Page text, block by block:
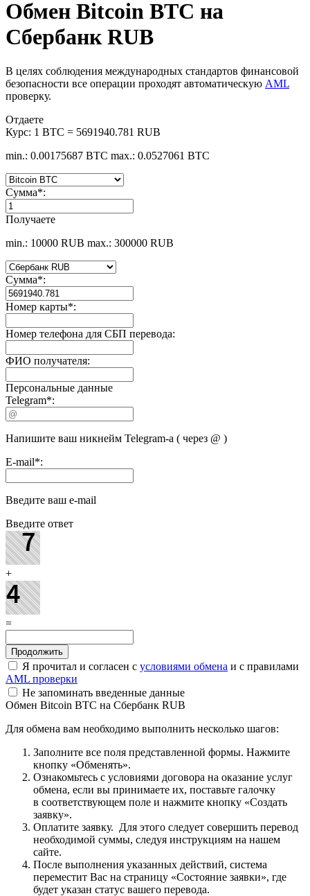
Обмен Bitcoin BTC на
Сбербанк RUB
В целях соблюдения международных стандартов финансовой
безопасности все операции проходят автоматическую AML
проверку.
Отдаете
Курс: 1 BTC = 5691940.781 RUB
min.: 0.00175687 BTC max.: 0.0527061 BTC
Сумма*:
Получаете
min.: 10000 RUB max.: 300000 RUB
Сумма*:
Номер карты*:
Номер телефона для СБП перевода:
ФИО получателя:
Персональные данные
Telegram*:
Напишите ваш никнейм Telegram-а ( через @ )
E-mail*:
Введите ваш e-mail
Введите ответ
+
=
Я прочитал и согласен с условиями обмена и с правилами
AML проверки
Не запоминать введенные данные
Обмен Bitcoin BTC на Сбербанк RUB
Для обмена вам необходимо выполнить несколько шагов:
Заполните все поля представленной формы. Нажмите
кнопку «Обменять».
Ознакомьтесь с условиями договора на оказание услуг
обмена, если вы принимаете их, поставьте галочку
в соответствующем поле и нажмите кнопку «Создать
заявку».
Оплатите заявку. Для этого следует совершить перевод
необходимой суммы, следуя инструкциям на нашем
сайте.
После выполнения указанных действий, система
переместит Вас на страницу «Состояние заявки», где
будет указан статус вашего перевода.